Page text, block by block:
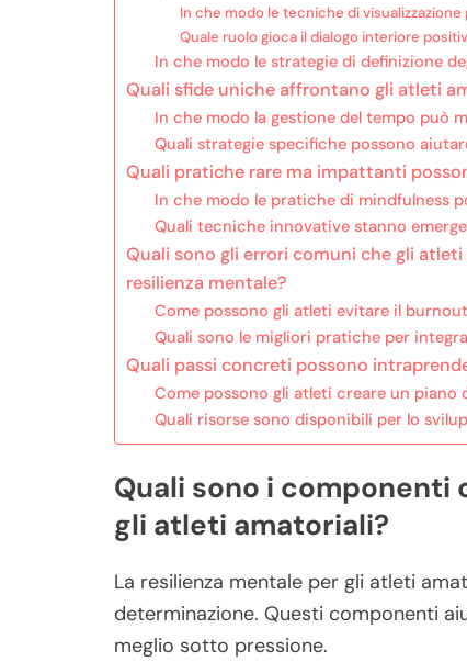
In che modo le tecniche di
Quale ruolo gioca il dialogo interiore
In che modo le strategie di definizione
Quali sfide uniche affrontano gli atleti
In che modo la gestione del tempo può
Quali strategie specifiche possono
Quali pratiche rare ma impattanti
In che modo le pratiche di mindfulness
Quali tecniche innovative stanno
Quali sono gli errori comuni che gli
resilienza mentale?
Come possono gli atleti evitare il
Quali sono le migliori pratiche per
Quali passi concreti possono
Come possono gli atleti creare un piano
Quali risorse sono disponibili per lo
Quali sono i componenti
gli atleti amatoriali?
La resilienza mentale per gli atleti
determinazione. Questi componenti
meglio sotto pressione.